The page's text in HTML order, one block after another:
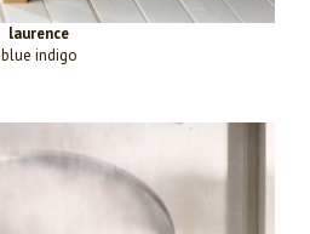
laurence
blue indigo